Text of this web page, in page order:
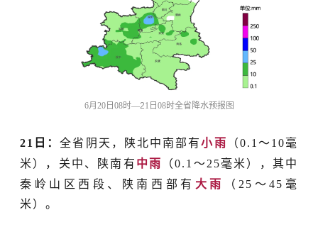
6月 20日 08时—21 日 08时全省降水预报图
21日：全省阴天，陕北中南部有小雨 （0.1 ～10毫
米），关中、陕南有 中雨 （0.1 ～25毫米），其中
秦岭山区西段、陕南西部有 大雨 （25 ～45毫
米）。